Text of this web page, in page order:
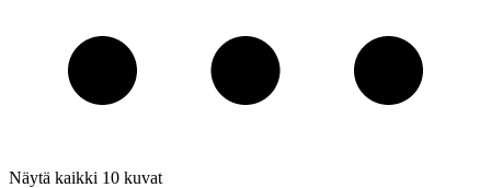
Näytä kaikki 10 kuvat